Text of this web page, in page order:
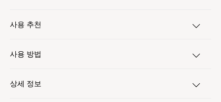
사용 추천
사용 방법
상세 정보